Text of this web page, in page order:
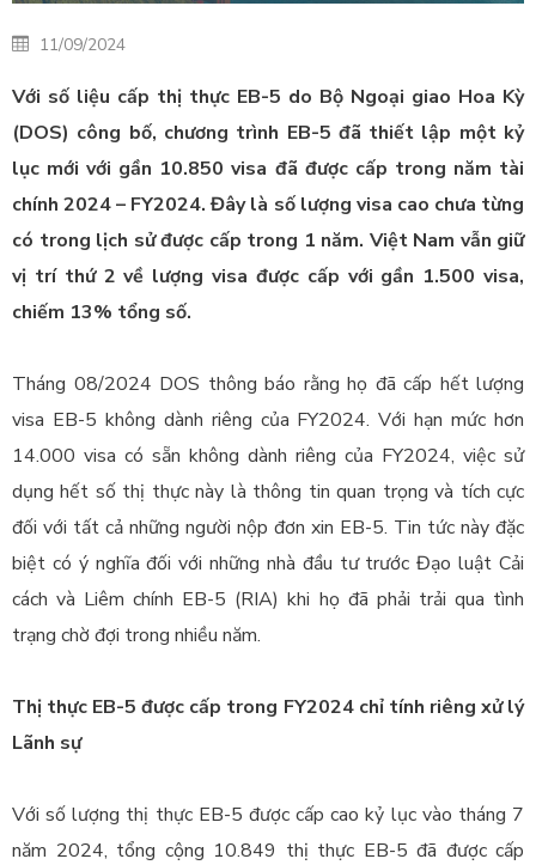
11/09/2024
Với số liệu cấp thị thực EB-5 do Bộ Ngoại giao Hoa Kỳ
(DOS) công bố, chương trình EB-5 đã thiết lập một kỷ
lục mới với gần 10.850 visa đã được cấp trong năm tài
chính 2024 – FY2024. Đây là số lượng visa cao chưa từng
có trong lịch sử được cấp trong 1 năm. Việt Nam vẫn giữ
vị trí thứ 2 về lượng visa được cấp với gần 1.500 visa,
chiếm 13% tổng số.
Tháng 08/2024 DOS thông báo rằng họ đã cấp hết lượng
visa EB-5 không dành riêng của FY2024. Với hạn mức hơn
14.000 visa có sẵn không dành riêng của FY2024, việc sử
dụng hết số thị thực này là thông tin quan trọng và tích cực
đối với tất cả những người nộp đơn xin EB-5. Tin tức này đặc
biệt có ý nghĩa đối với những nhà đầu tư trước Đạo luật Cải
cách và Liêm chính EB-5 (RIA) khi họ đã phải trải qua tình
trạng chờ đợi trong nhiều năm.
Thị thực EB-5 được cấp trong FY2024 chỉ tính riêng xử lý
Lãnh sự
Với số lượng thị thực EB-5 được cấp cao kỷ lục vào tháng 7
năm 2024, tổng cộng 10.849 thị thực EB-5 đã được cấp